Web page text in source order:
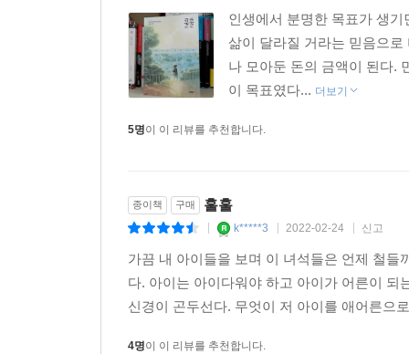
인생에서 분명한 목표가 생
삶이 달라질 거라는 믿음으
나 모아둔 돈의 금액이 된다.
이 목표였다... 더보기
5명이 이 리뷰를 추천합니다.
종이책 구매 훌훌
k*****3 2022-02-24 신고
가끔 내 아이들을 보며 이 녀석들은 언제 철
다. 아이는 아이다워야 하고 아이가 어른이
신경이 곤두선다. 무엇이 저 아이를 애어른으
4명이 이 리뷰를 추천합니다.